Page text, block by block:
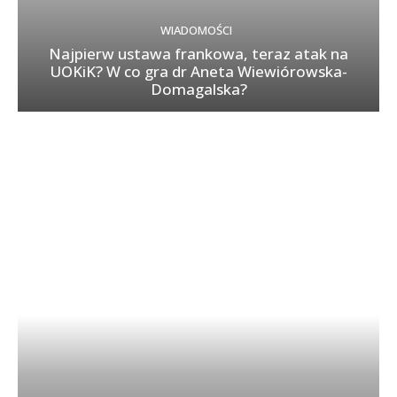
WIADOMOŚCI
Najpierw ustawa frankowa, teraz atak na
UOKiK? W co gra dr Aneta Wiewiórowska-
Domagalska?